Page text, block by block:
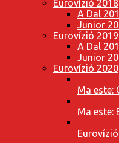
Eurovízió 2018
A Dal
Junior
Eurovízió 2019
A Dal
Junior
Eurovízió 2020
Ma este:
Ma este: